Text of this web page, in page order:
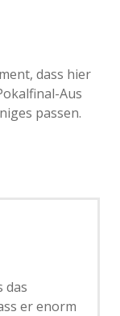
dass hier
Aus
passen.
das
er enorm